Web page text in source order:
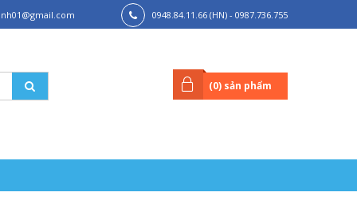
0948.84.11.66 (HN) - 0987.736.755
(0) sản phẩm